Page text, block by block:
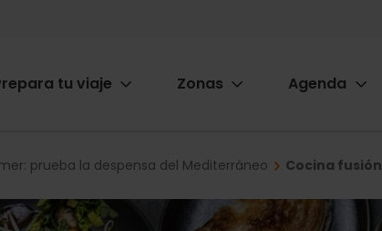
tu viaje Zonas Agenda
prueba la despensa del Mediterráneo Cocina